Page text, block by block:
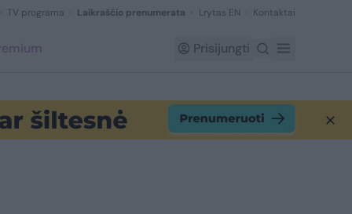
TV programa Laikraščio prenumerata Lrytas EN Kontaktai
Prisijungti